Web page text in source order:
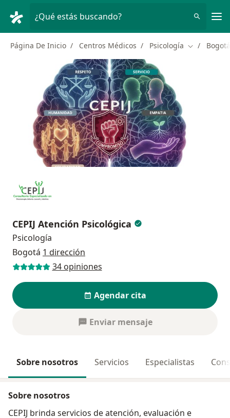
¿Qué estás buscando?
Página De Inicio Centros Médicos Psicología Cambiar de
Bogotá
CEPIJ Atención Psicológica
Psicología
Bogotá 1 dirección
34 opiniones
Agendar cita
Enviar mensaje
Sobre nosotros Servicios Especialistas
Sobre nosotros
CEPIJ brinda servicios de atención, evaluación e